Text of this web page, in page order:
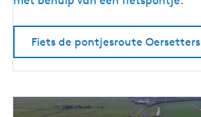
n
Fiets de pontjesroute Oersetters